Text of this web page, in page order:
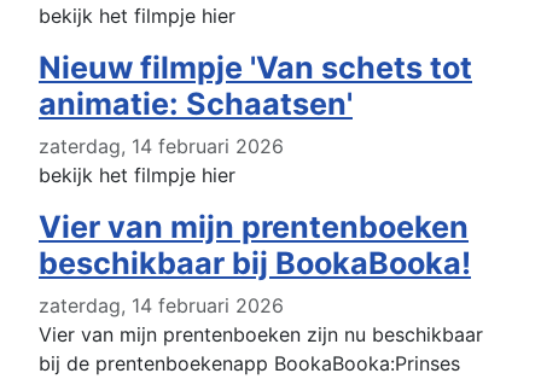
bekijk het filmpje hier
Nieuw filmpje 'Van schets tot
animatie: Schaatsen'
zaterdag, 14 februari 2026
bekijk het filmpje hier
Vier van mijn prentenboeken
beschikbaar bij BookaBooka!
zaterdag, 14 februari 2026
Vier van mijn prentenboeken zijn nu beschikbaar
bij de prentenboekenapp BookaBooka:Prinses